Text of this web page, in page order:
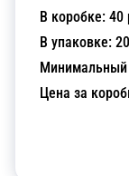
В коробке: 40
В упаковке: 20
Минимальный
Цена за